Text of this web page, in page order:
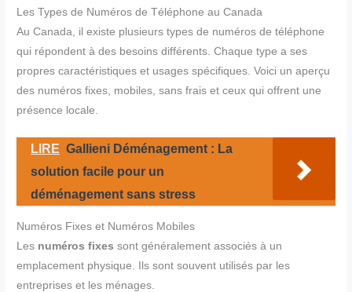
Les Types de Numéros de Téléphone au Canada
Au Canada, il existe plusieurs types de numéros de téléphone
qui répondent à des besoins différents. Chaque type a ses
propres caractéristiques et usages spécifiques. Voici un aperçu
des numéros fixes, mobiles, sans frais et ceux qui offrent une
présence locale.
LIRE Gallieni Déménagement : La
solution facile pour un
déménagement sans stress
Numéros Fixes et Numéros Mobiles
Les numéros fixes sont généralement associés à un
emplacement physique. Ils sont souvent utilisés par les
entreprises et les ménages.